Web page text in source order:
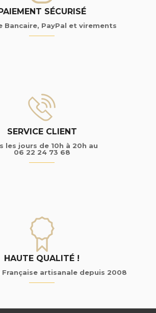
SÉCURISÉ
Bancaire, PayPal et virements
SERVICE CLIENT
les jours de 10h à 20h au
06 22 24 73 68
HAUTE QUALITÉ !
artisanale depuis 2008